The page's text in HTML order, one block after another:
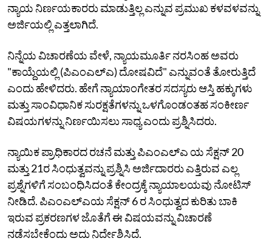
ನ್ಯಾಯ ನಿರ್ಣಯಕಾರರು ಮಾಡುತ್ತಿಲ್ಲ ಎನ್ನುವ ಪ್ರಮುಖ ಕಳವಳವನ್ನು
ಅರ್ಜಿಯಲ್ಲಿ ಎತ್ತಲಾಗಿದೆ.
ನಿನ್ನೆಯ ವಿಚಾರಣೆಯ ವೇಳೆ, ನ್ಯಾಯಮೂರ್ತಿ ನರಸಿಂಹ ಅವರು
"ಕಾಯ್ದೆಯಲ್ಲಿ (ಪಿಎಂಎಲ್‌ಎ) ದೋಷವಿದೆ" ಎನ್ನುವಂತೆ ತೋರುತ್ತಿದೆ
ಎಂದು ಹೇಳಿದರು. ಹೇಗೆ ನ್ಯಾಯಾಂಗೇತರ ಸದಸ್ಯರು ಆಸ್ತಿ ಹಕ್ಕುಗಳು
ಮತ್ತು ಸಾಂವಿಧಾನಿಕ ಸುರಕ್ಷತೆಗಳನ್ನು ಒಳಗೊಂಡಂತಹ ಸಂಕೀರ್ಣ
ವಿಷಯಗಳನ್ನು ನಿರ್ಣಯಿಸಲು ಸಾಧ್ಯ ಎಂದು ಪ್ರಶ್ನಿಸಿದರು.
ನ್ಯಾಯಿಕ ಪ್ರಾಧಿಕಾರದ ರಚನೆ ಮತ್ತು ಪಿಎಂಎಲ್‌ಎ ಯ ಸೆಕ್ಷನ್ 20
ಮತ್ತು 21ರ ಸಿಂಧುತ್ವವನ್ನು ಪ್ರಶ್ನಿಸಿ ಅರ್ಜಿದಾರರು ಎತ್ತಿರುವ ಎಲ್ಲ
ಪ್ರಶ್ನೆಗಳಿಗೆ ಸಂಬಂಧಿಸಿದಂತೆ ಕೇಂದ್ರಕ್ಕೆ ನ್ಯಾಯಾಲಯವು ನೋಟಿಸ್
ನೀಡಿದೆ. ಪಿಎಂಎಲ್‌ಎಯ ಸೆಕ್ಷನ್ 6 ರ ಸಿಂಧುತ್ವದ ಕುರಿತು ಬಾಕಿ
ಇರುವ ಪ್ರಕರಣಗಳ ಜೊತೆಗೆ ಈ ವಿಷಯವನ್ನು ವಿಚಾರಣೆ
ನಡೆಸಬೇಕೆಂದು ಅದು ನಿರ್ದೇಶಿಸಿದೆ.